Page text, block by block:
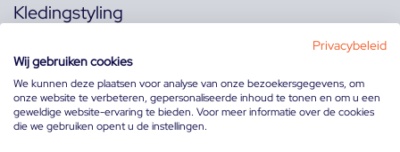
Kledingstyling
Volg ons op:
Privacybeleid
Wij gebruiken cookies
We kunnen deze plaatsen voor analyse van onze bezoekersgegevens, om
onze website te verbeteren, gepersonaliseerde inhoud te tonen en om u een
geweldige website-ervaring te bieden. Voor meer informatie over de cookies
die we gebruiken opent u de instellingen.